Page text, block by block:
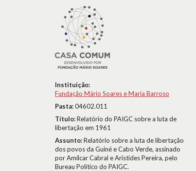
Instituição:
Fundação Mário Soares e Maria Barroso
Pasta:04602.011
Título:Relatório do PAIGC sobre a luta de
libertação em 1961
Assunto:Relatório sobre a luta de libertação
dos povos da Guiné e Cabo Verde, assinado
por Amílcar Cabral e Aristides Pereira, pelo
Bureau Político do PAIGC.